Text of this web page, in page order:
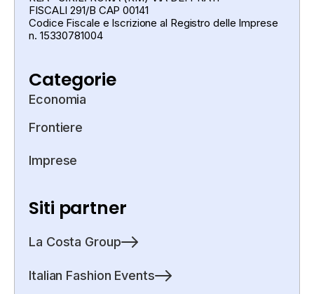
FISCALI 291/B CAP 00141
Codice Fiscale e Iscrizione al Registro delle Imprese
n. 15330781004
Categorie
Economia
Frontiere
Imprese
Siti partner
La Costa Group
Italian Fashion Events